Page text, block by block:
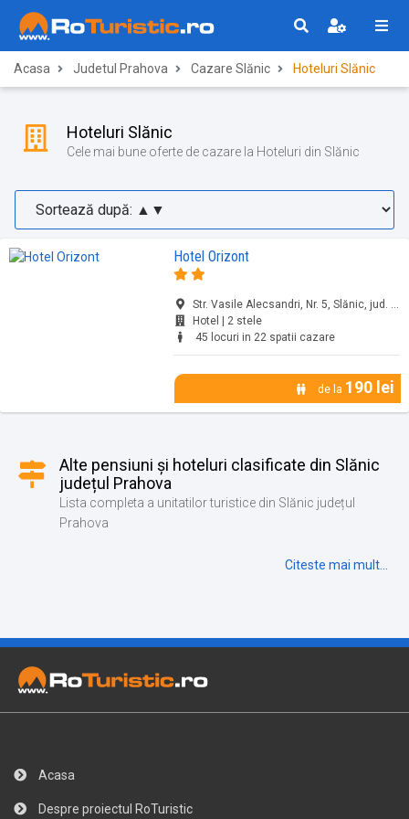
Acasa Judetul Prahova Cazare Slănic Hoteluri Slănic
Hoteluri Slănic
Cele mai bune oferte de cazare la Hoteluri din Slănic
Hotel Orizont
Str. Vasile Alecsandri, Nr. 5, Slănic, jud. Prahova
Hotel | 2 stele
45 locuri in 22 spatii cazare
de la 190 lei
Alte pensiuni și hoteluri clasificate din Slănic
județul Prahova
Lista completa a unitatilor turistice din Slănic județul
Prahova
Citeste mai mult...
Acasa
Despre proiectul RoTuristic